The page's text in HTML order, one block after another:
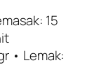
15
• Lemak: